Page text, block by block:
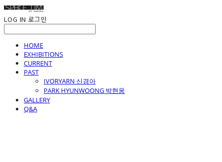
LOG IN 로그인
HOME
EXHIBITIONS
CURRENT
PAST
IVORYARN 신경아
PARK HYUNWOONG 박현웅
GALLERY
Q&A